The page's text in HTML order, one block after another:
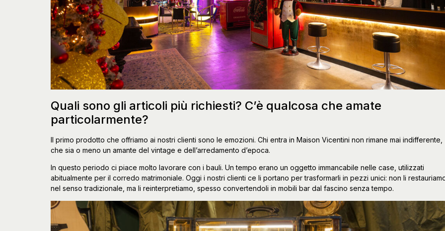
Quali sono gli articoli più richiesti? C’è qualcosa che amate
particolarmente?
Il primo prodotto che offriamo ai nostri clienti sono le emozioni. Chi entra in Maison Vicentini non rimane mai indifferente,
che sia o meno un amante del vintage e dell’arredamento d’epoca.
In questo periodo ci piace molto lavorare con i bauli. Un tempo erano un oggetto immancabile nelle case, utilizzati
abitualmente per il corredo matrimoniale. Oggi i nostri clienti ce li portano per trasformarli in pezzi unici: non li
nel senso tradizionale, ma li reinterpretiamo, spesso convertendoli in mobili bar dal fascino senza tempo.